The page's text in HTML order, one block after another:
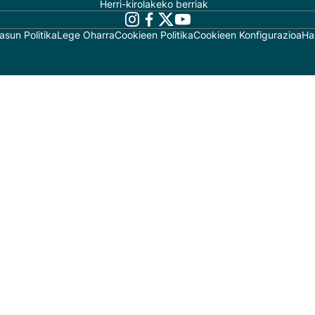
Herri-kirolakeko berriak
PolitikaLege OharraCookieen PolitikaCookieen Konfigurazioa